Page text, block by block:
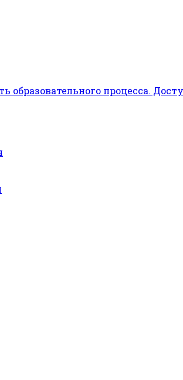
образовательного процесса.